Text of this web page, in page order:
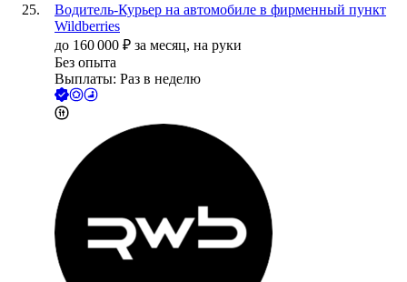
Водитель-Курьер на автомобиле в фирменный пункт
Wildberries
до 160 000 ₽ за месяц, на руки
Без опыта
Выплаты: Раз в неделю